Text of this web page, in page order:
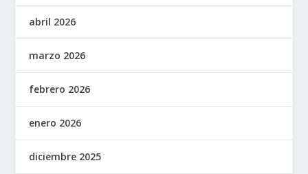
abril 2026
marzo 2026
febrero 2026
enero 2026
diciembre 2025